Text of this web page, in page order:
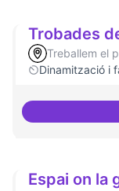
Trobades
Treballem el
Dinamització i
Espai on la